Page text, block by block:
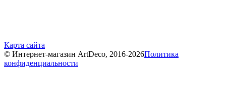
Карта сайта
© Интернет-магазин ArtDeco, 2016-2026Политика
конфиденциальности